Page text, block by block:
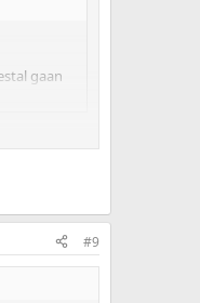
gaan
EK gaat
#9